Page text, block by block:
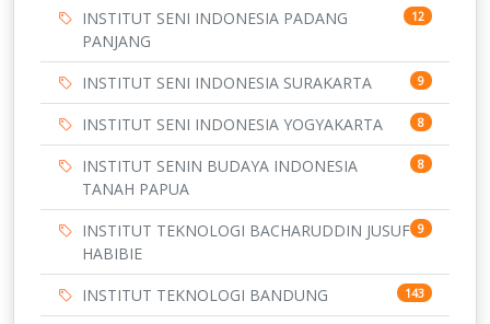
INSTITUT SENI INDONESIA PADANG
PANJANG
12
INSTITUT SENI INDONESIA SURAKARTA 9
INSTITUT SENI INDONESIA YOGYAKARTA 8
INSTITUT SENIN BUDAYA INDONESIA
TANAH PAPUA
8
INSTITUT TEKNOLOGI BACHARUDDIN JUSUF
HABIBIE
9
INSTITUT TEKNOLOGI BANDUNG 143